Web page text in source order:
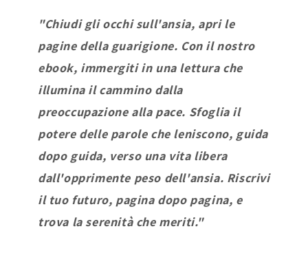
"Chiudi gli occhi sull'ansia, apri le
pagine della guarigione. Con il nostro
ebook, immergiti in una lettura che
illumina il cammino dalla
preoccupazione alla pace. Sfoglia il
potere delle parole che leniscono, guida
dopo guida, verso una vita libera
dall'opprimente peso dell'ansia. Riscrivi
il tuo futuro, pagina dopo pagina, e
trova la serenità che meriti."